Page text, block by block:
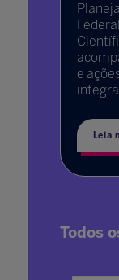
e
Leia
Todos